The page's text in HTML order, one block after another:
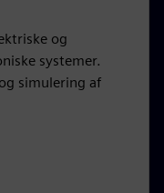
og
systemer.
simulering af